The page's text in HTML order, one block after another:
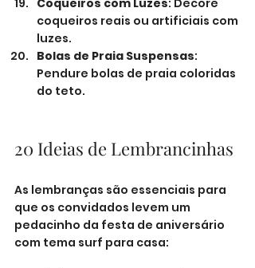
coqueiros reais ou artificiais com
luzes.
Bolas de Praia Suspensas:
Pendure bolas de praia coloridas
do teto.
20 Ideias de Lembrancinhas
As lembranças são essenciais para
que os convidados levem um
pedacinho da festa de aniversário
com tema surf para casa: